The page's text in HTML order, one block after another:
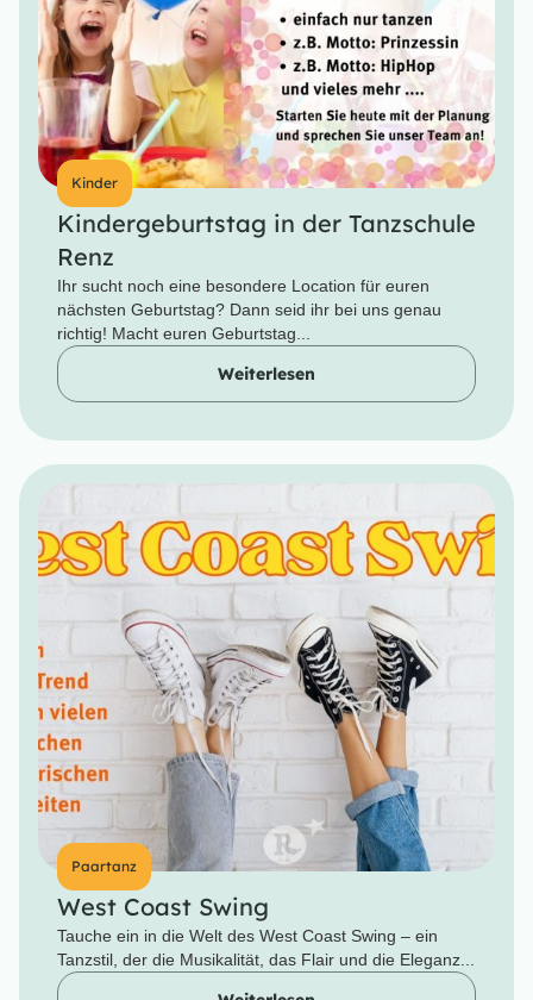
Kinder
Kindergeburtstag in der Tanzschule
Renz
Ihr sucht noch eine besondere Location für euren
nächsten Geburtstag? Dann seid ihr bei uns genau
richtig! Macht euren Geburtstag...
Weiterlesen
Paartanz
West Coast Swing
Tauche ein in die Welt des West Coast Swing – ein
Tanzstil, der die Musikalität, das Flair und die Eleganz...